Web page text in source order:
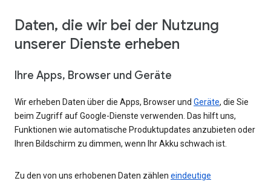
Daten, die wir bei der Nutzung
unserer Dienste erheben
Ihre Apps, Browser und Geräte
Wir erheben Daten über die Apps, Browser und Geräte, die Sie
beim Zugriff auf Google-Dienste verwenden. Das hilft uns,
Funktionen wie automatische Produktupdates anzubieten oder
Ihren Bildschirm zu dimmen, wenn Ihr Akku schwach ist.
Zu den von uns erhobenen Daten zählen eindeutige